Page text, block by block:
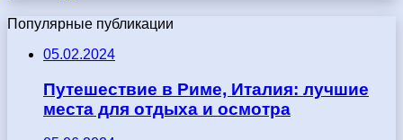
Популярные публикации
05.02.2024
Путешествие в Риме, Италия: лучшие
места для отдыха и осмотра